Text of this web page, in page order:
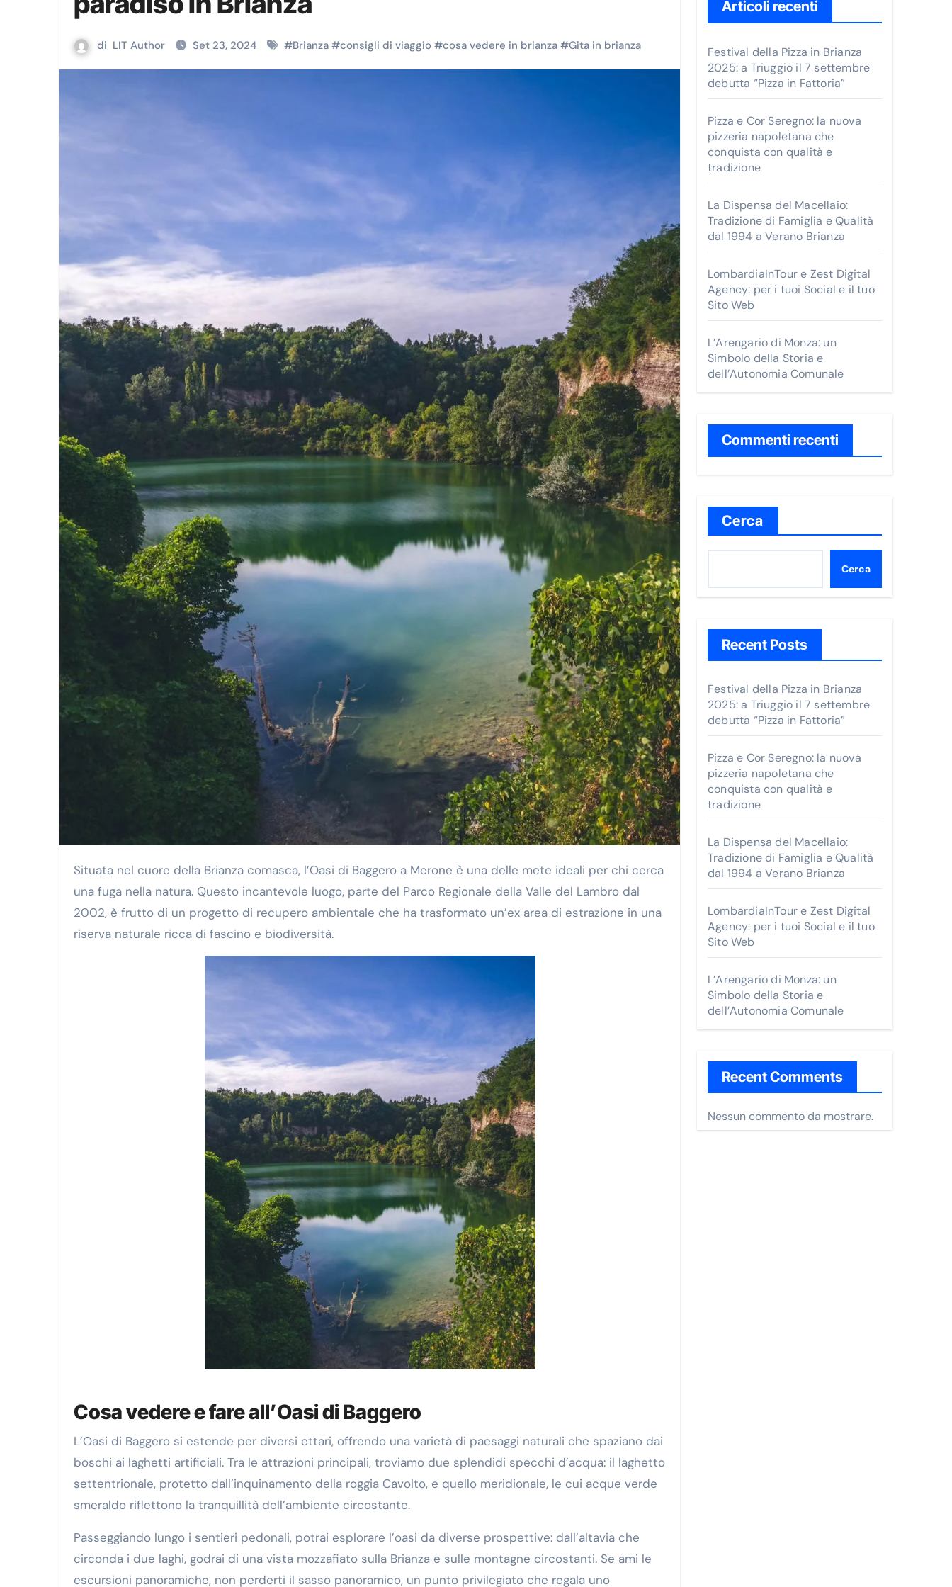
di LIT Author Set 23, 2024 #Brianza #consigli di viaggio #cosa vedere in brianza #Gita in brianza
Situata nel cuore della Brianza comasca, l’Oasi di Baggero a Merone è una delle mete ideali per chi cerca
una fuga nella natura. Questo incantevole luogo, parte del Parco Regionale della Valle del Lambro dal
2002, è frutto di un progetto di recupero ambientale che ha trasformato un’ex area di estrazione in una
riserva naturale ricca di fascino e biodiversità.
Cosa vedere e fare all’Oasi di Baggero
L’Oasi di Baggero si estende per diversi ettari, offrendo una varietà di paesaggi naturali che spaziano dai
boschi ai laghetti artificiali. Tra le attrazioni principali, troviamo due splendidi specchi d’acqua: il laghetto
settentrionale, protetto dall’inquinamento della roggia Cavolto, e quello meridionale, le cui acque verde
smeraldo riflettono la tranquillità dell’ambiente circostante.
Passeggiando lungo i sentieri pedonali, potrai esplorare l’oasi da diverse prospettive: dall’altavia che
circonda i due laghi, godrai di una vista mozzafiato sulla Brianza e sulle montagne circostanti. Se ami le
escursioni panoramiche, non perderti il sasso panoramico, un punto privilegiato che regala uno
c
a
p
e
:
Articoli recenti
Festival della Pizza in Brianza
2025: a Triuggio il 7 settembre
debutta “Pizza in Fattoria”
Pizza e Cor Seregno: la nuova
pizzeria napoletana che
conquista con qualità e
tradizione
La Dispensa del Macellaio:
Tradizione di Famiglia e Qualità
dal 1994 a Verano Brianza
LombardiaInTour e Zest Digital
Agency: per i tuoi Social e il tuo
Sito Web
L’Arengario di Monza: un
Simbolo della Storia e
dell’Autonomia Comunale
Commenti recenti
Cerca
Cerca
Recent Posts
Festival della Pizza in Brianza
2025: a Triuggio il 7 settembre
debutta “Pizza in Fattoria”
Pizza e Cor Seregno: la nuova
pizzeria napoletana che
conquista con qualità e
tradizione
La Dispensa del Macellaio:
Tradizione di Famiglia e Qualità
dal 1994 a Verano Brianza
LombardiaInTour e Zest Digital
Agency: per i tuoi Social e il tuo
Sito Web
L’Arengario di Monza: un
Simbolo della Storia e
dell’Autonomia Comunale
Recent Comments
Nessun commento da mostrare.